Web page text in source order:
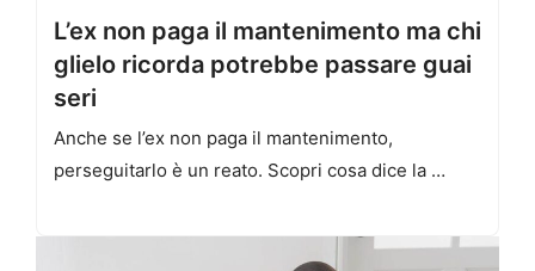
L’ex non paga il mantenimento ma chi
glielo ricorda potrebbe passare guai
seri
Anche se l’ex non paga il mantenimento,
perseguitarlo è un reato. Scopri cosa dice la …